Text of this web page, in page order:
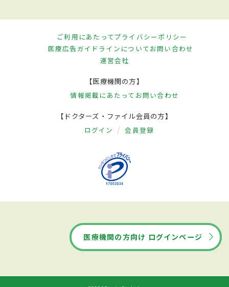
ご利用にあたってプライバシーポリシー
医療広告ガイドラインについてお問い合わせ
運営会社
【医療機関の方】
情報掲載にあたって お問い合わせ
【ドクターズ・ファイル会員の方】
ログイン 会員登録
医療機関の方向け ログインページ